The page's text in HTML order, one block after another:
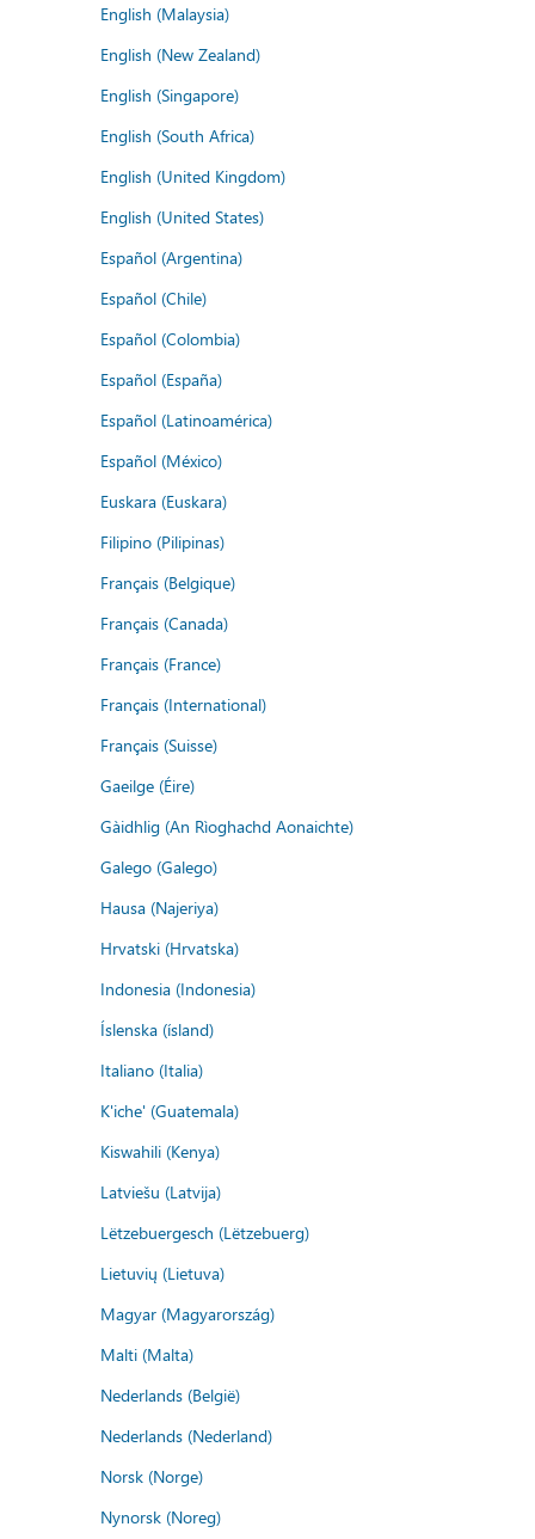
English (Malaysia)
English (New Zealand)
English (Singapore)
English (South Africa)
English (United Kingdom)
English (United States)
Español (Argentina)
Español (Chile)
Español (Colombia)
Español (España)
Español (Latinoamérica)
Español (México)
Euskara (Euskara)
Filipino (Pilipinas)
Français (Belgique)
Français (Canada)
Français (France)
Français (International)
Français (Suisse)
Gaeilge (Éire)
Gàidhlig (An Rìoghachd Aonaichte)
Galego (Galego)
Hausa (Najeriya)
Hrvatski (Hrvatska)
Indonesia (Indonesia)
Íslenska (ísland)
Italiano (Italia)
K'iche' (Guatemala)
Kiswahili (Kenya)
Latviešu (Latvija)
Lëtzebuergesch (Lëtzebuerg)
Lietuvių (Lietuva)
Magyar (Magyarország)
Malti (Malta)
Nederlands (België)
Nederlands (Nederland)
Norsk (Norge)
Nynorsk (Noreg)